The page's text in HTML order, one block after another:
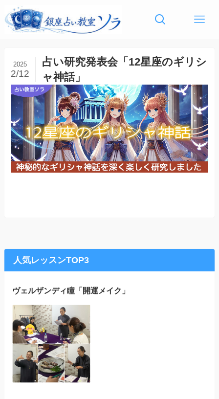
占い研究発表会「12星座のギリシ
ャ神話」
2025
2/12
人気レッスンTOP3
ヴェルザンディ瞳「開運メイク」